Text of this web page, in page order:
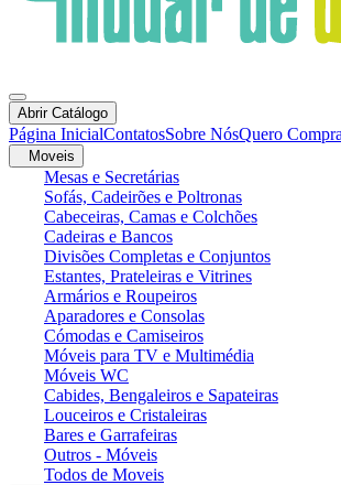
Abrir Catálogo
Página InicialContatosSobre NósQuero
Moveis
Mesas e Secretárias
Sofás, Cadeirões e Poltronas
Cabeceiras, Camas e Colchões
Cadeiras e Bancos
Divisões Completas e Conjuntos
Estantes, Prateleiras e Vitrines
Armários e Roupeiros
Aparadores e Consolas
Cómodas e Camiseiros
Móveis para TV e Multimédia
Móveis WC
Cabides, Bengaleiros e Sapateiras
Louceiros e Cristaleiras
Bares e Garrafeiras
Outros - Móveis
Todos de Moveis